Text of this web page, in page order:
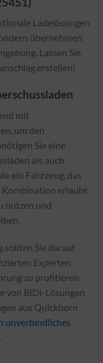
Ladelösungen
übernehmen
Lassen Sie
erstellen!
mit
um den
Sie eine
als auch
ein Fahrzeug, das
Kombination erlaubt
nutzen und
sollten Sie darauf
Experten
zu profitieren.
von BiDi-Lösungen
aus Quickborn
unverbindliches